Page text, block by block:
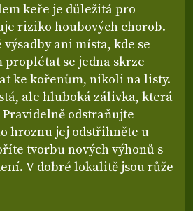
keře je důležitá pro
riziko houbových chorob.
ani místa, kde se
se jedna skrze
ke kořenům, nikoli na listy.
ale hluboká zálivka, která
odstraňujte
hroznu jej odstřihněte u
tvorbu nových výhonů s
V dobré lokalitě jsou růže